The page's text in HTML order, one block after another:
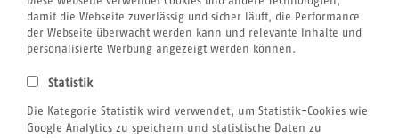
Airline Blacklist
Bildnachweis
Centrum für Reisemedizin
Jobs
Kitesurfen
SUP
damit die Webseite zuverlässig und sicher läuft, die Performance
der Webseite überwacht werden kann und relevante Inhalte und
personalisierte Werbung angezeigt werden können.
Statistik
Die Kategorie Statistik wird verwendet, um Statistik-Cookies wie
Google Analytics zu speichern und statistische Daten zu